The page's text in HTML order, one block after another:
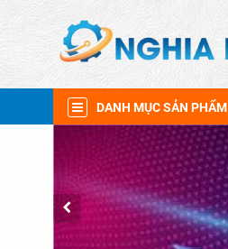
DANH MỤC SẢN PHẨM